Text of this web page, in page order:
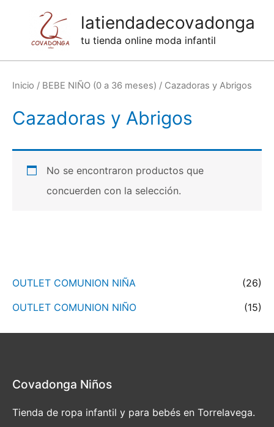
latiendadecovadonga
tu tienda online moda infantil
Inicio / BEBE NIÑO (0 a 36 meses) / Cazadoras y Abrigos
Cazadoras y Abrigos
No se encontraron productos que
concuerden con la selección.
OUTLET COMUNION NIÑA
(26)
OUTLET COMUNION NIÑO
(15)
Covadonga Niños
Tienda de ropa infantil y para bebés en Torrelavega.